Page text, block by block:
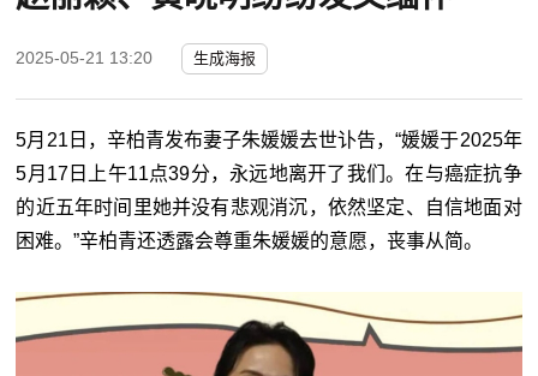
2025-05-21 13:20 生成海报
5月21日，辛柏青发布妻子朱媛媛去世讣告，“媛媛于2025年
5月17日上午11点39分，永远地离开了我们。在与癌症抗争
的近五年时间里她并没有悲观消沉，依然坚定、自信地面对
困难。”辛柏青还透露会尊重朱媛媛的意愿，丧事从简。